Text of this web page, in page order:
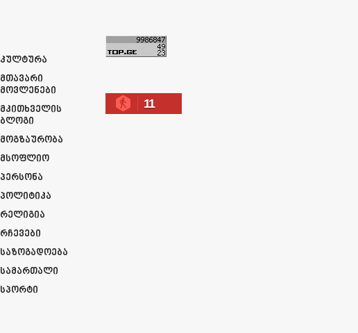
Კულტურა
Მთავარი
Მოვლენები
Მკითხველის
Ბლოგი
Მოგზაურობა
Მსოფლიო
Პერსონა
Პოლიტიკა
Რელიგია
Რჩევები
Საზოგადოება
Სამართალი
Სპორტი
11